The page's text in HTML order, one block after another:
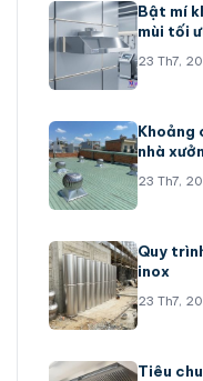
Bật mí
mùi tối
23 Th7,
Khoảng
nhà
23 Th7,
Quy
inox
23 Th7,
Tiêu